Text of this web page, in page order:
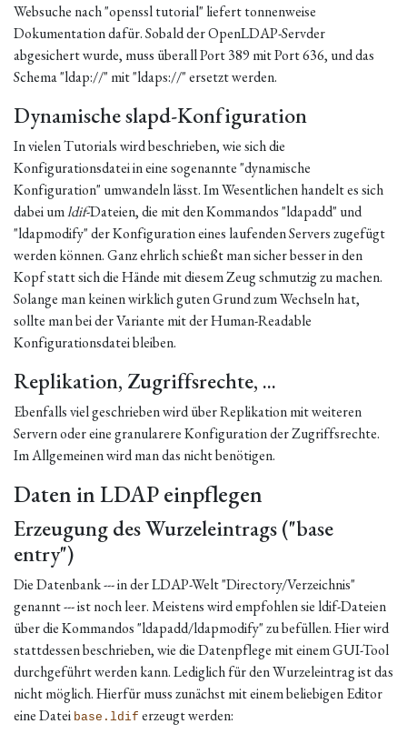
Websuche nach "openssl tutorial" liefert tonnenweise
Dokumentation dafür. Sobald der OpenLDAP-Servder
abgesichert wurde, muss überall Port 389 mit Port 636, und das
Schema "ldap://" mit "ldaps://" ersetzt werden.
Dynamische slapd-Konfiguration
In vielen Tutorials wird beschrieben, wie sich die
Konfigurationsdatei in eine sogenannte "dynamische
Konfiguration" umwandeln lässt. Im Wesentlichen handelt es sich
dabei umldif-Dateien, die mit den Kommandos "ldapadd" und
"ldapmodify" der Konfiguration eines laufenden Servers zugefügt
werden können. Ganz ehrlich schießt man sicher besser in den
Kopf statt sich die Hände mit diesem Zeug schmutzig zu machen.
Solange man keinen wirklich guten Grund zum Wechseln hat,
sollte man bei der Variante mit der Human-Readable
Konfigurationsdatei bleiben.
Replikation, Zugriffsrechte, ...
Ebenfalls viel geschrieben wird über Replikation mit weiteren
Servern oder eine granularere Konfiguration der Zugriffsrechte.
Im Allgemeinen wird man das nicht benötigen.
Daten in LDAP einpflegen
Erzeugung des Wurzeleintrags ("base
entry")
Die Datenbank --- in der LDAP-Welt "Directory/Verzeichnis"
genannt --- ist noch leer. Meistens wird empfohlen sie ldif-Dateien
über die Kommandos "ldapadd/ldapmodify" zu befüllen. Hier wird
stattdessen beschrieben, wie die Datenpflege mit einem GUI-Tool
durchgeführt werden kann. Lediglich für den Wurzeleintrag ist das
nicht möglich. Hierfür muss zunächst mit einem beliebigen Editor
eine Datei base.ldif erzeugt werden: